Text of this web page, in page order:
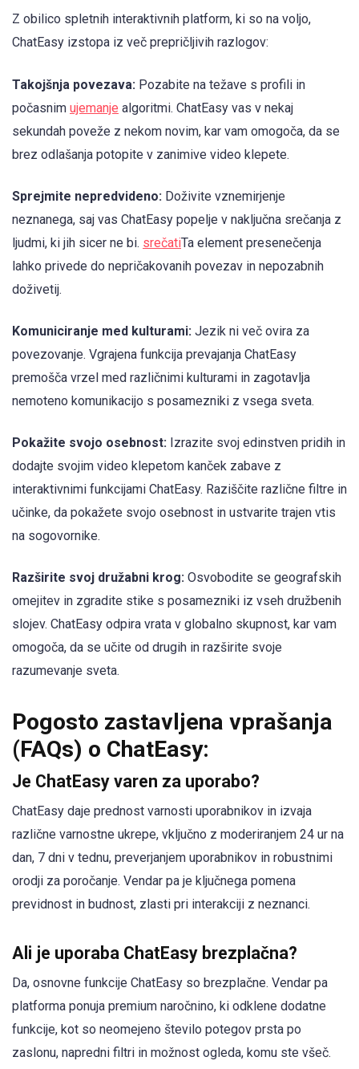
Z obilico spletnih interaktivnih platform, ki so na voljo,
ChatEasy izstopa iz več prepričljivih razlogov:
Takojšnja povezava: Pozabite na težave s profili in
počasnim ujemanje algoritmi. ChatEasy vas v nekaj
sekundah poveže z nekom novim, kar vam omogoča, da se
brez odlašanja potopite v zanimive video klepete.
Sprejmite nepredvideno: Doživite vznemirjenje
neznanega, saj vas ChatEasy popelje v naključna srečanja z
ljudmi, ki jih sicer ne bi. srečatiTa element presenečenja
lahko privede do nepričakovanih povezav in nepozabnih
doživetij.
Komuniciranje med kulturami: Jezik ni več ovira za
povezovanje. Vgrajena funkcija prevajanja ChatEasy
premošča vrzel med različnimi kulturami in zagotavlja
nemoteno komunikacijo s posamezniki z vsega sveta.
Pokažite svojo osebnost: Izrazite svoj edinstven pridih in
dodajte svojim video klepetom kanček zabave z
interaktivnimi funkcijami ChatEasy. Raziščite različne filtre in
učinke, da pokažete svojo osebnost in ustvarite trajen vtis
na sogovornike.
Razširite svoj družabni krog: Osvobodite se geografskih
omejitev in zgradite stike s posamezniki iz vseh družbenih
slojev. ChatEasy odpira vrata v globalno skupnost, kar vam
omogoča, da se učite od drugih in razširite svoje
razumevanje sveta.
Pogosto zastavljena vprašanja
(FAQs) o ChatEasy:
Je ChatEasy varen za uporabo?
ChatEasy daje prednost varnosti uporabnikov in izvaja
različne varnostne ukrepe, vključno z moderiranjem 24 ur na
dan, 7 dni v tednu, preverjanjem uporabnikov in robustnimi
orodji za poročanje. Vendar pa je ključnega pomena
previdnost in budnost, zlasti pri interakciji z neznanci.
Ali je uporaba ChatEasy brezplačna?
Da, osnovne funkcije ChatEasy so brezplačne. Vendar pa
platforma ponuja premium naročnino, ki odklene dodatne
funkcije, kot so neomejeno število potegov prsta po
zaslonu, napredni filtri in možnost ogleda, komu ste všeč.